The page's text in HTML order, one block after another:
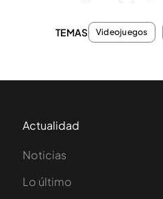
TEMAS Videojuegos
Actualidad
Noticias
Lo último